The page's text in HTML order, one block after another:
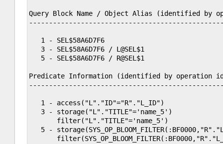
Query Block Name / Object Alias (identified by
   1 - SEL$58A6D7F6
   3 - SEL$58A6D7F6 / L@SEL$1
   5 - SEL$58A6D7F6 / R@SEL$1
Predicate Information (identified by operation
   1 - access("L"."ID"="R"."L_ID")
   3 - storage("L"."TITLE"='name_5')
       filter("L"."TITLE"='name_5')
5 -